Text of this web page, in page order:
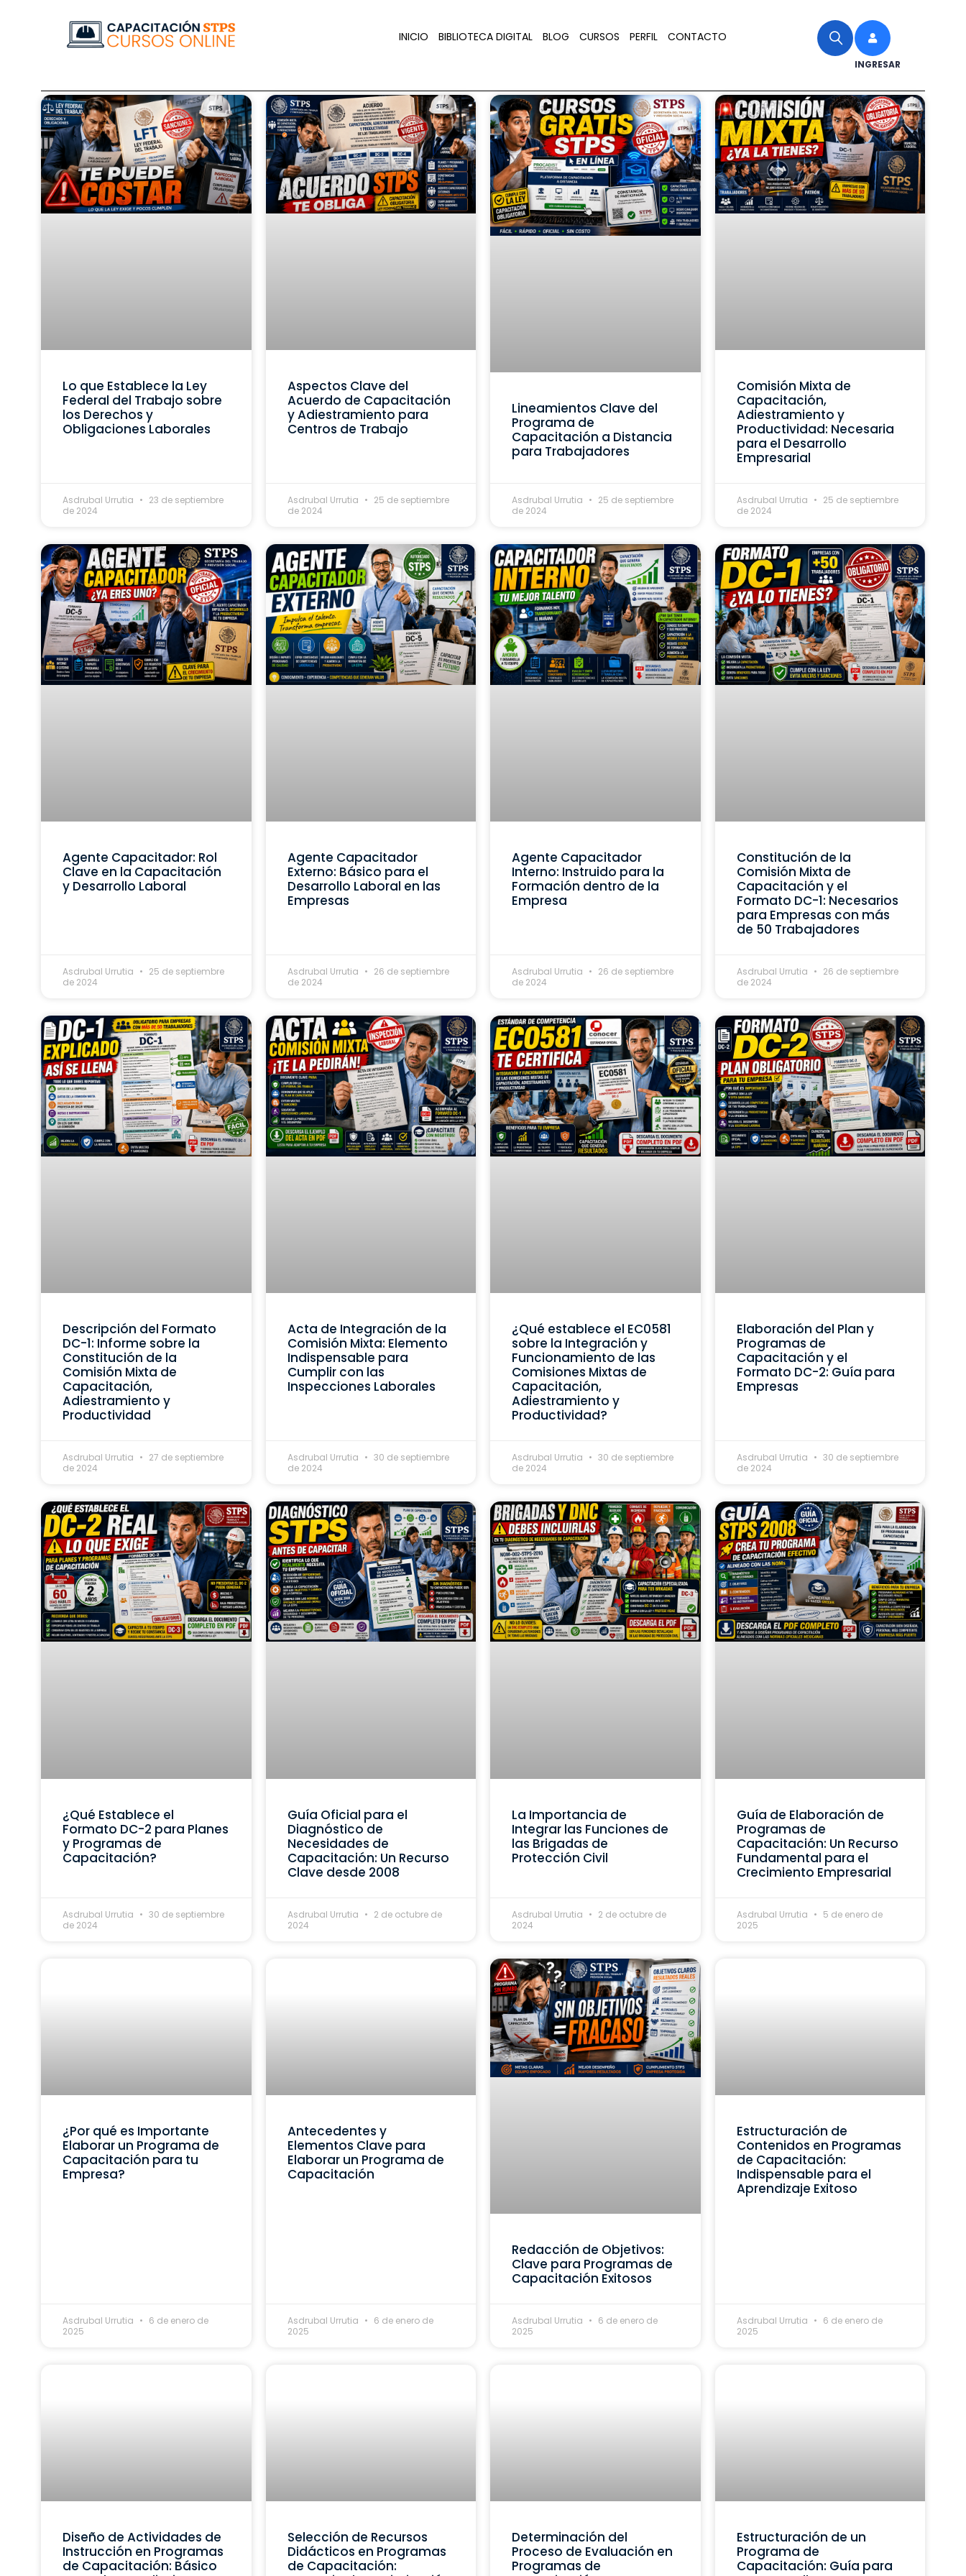
INICIO BIBLIOTECA DIGITAL BLOG CURSOS PERFIL CONTACTO
INGRESAR
Lo que Establece la Ley
Federal del Trabajo sobre
los Derechos y
Obligaciones Laborales
Asdrubal Urrutia
23 de septiembre
de 2024
Aspectos Clave del
Acuerdo de Capacitación
y Adiestramiento para
Centros de Trabajo
Asdrubal Urrutia
25 de septiembre
de 2024
Lineamientos Clave del
Programa de
Capacitación a Distancia
para Trabajadores
Asdrubal Urrutia
25 de septiembre
de 2024
Comisión Mixta de
Capacitación,
Adiestramiento y
Productividad: Necesaria
para el Desarrollo
Empresarial
Asdrubal Urrutia
25 de septiembre
de 2024
Agente Capacitador: Rol
Clave en la Capacitación
y Desarrollo Laboral
Asdrubal Urrutia
25 de septiembre
de 2024
Agente Capacitador
Externo: Básico para el
Desarrollo Laboral en las
Empresas
Asdrubal Urrutia
26 de septiembre
de 2024
Agente Capacitador
Interno: Instruido para la
Formación dentro de la
Empresa
Asdrubal Urrutia
26 de septiembre
de 2024
Constitución de la
Comisión Mixta de
Capacitación y el
Formato DC-1: Necesarios
para Empresas con más
de 50 Trabajadores
Asdrubal Urrutia
26 de septiembre
de 2024
Descripción del Formato
DC-1: Informe sobre la
Constitución de la
Comisión Mixta de
Capacitación,
Adiestramiento y
Productividad
Asdrubal Urrutia
27 de septiembre
de 2024
Acta de Integración de la
Comisión Mixta: Elemento
Indispensable para
Cumplir con las
Inspecciones Laborales
Asdrubal Urrutia
30 de septiembre
de 2024
¿Qué establece el EC0581
sobre la Integración y
Funcionamiento de las
Comisiones Mixtas de
Capacitación,
Adiestramiento y
Productividad?
Asdrubal Urrutia
30 de septiembre
de 2024
Elaboración del Plan y
Programas de
Capacitación y el
Formato DC-2: Guía para
Empresas
Asdrubal Urrutia
30 de septiembre
de 2024
¿Qué Establece el
Formato DC-2 para Planes
y Programas de
Capacitación?
Asdrubal Urrutia
30 de septiembre
de 2024
Guía Oficial para el
Diagnóstico de
Necesidades de
Capacitación: Un Recurso
Clave desde 2008
Asdrubal Urrutia
2 de octubre de
2024
La Importancia de
Integrar las Funciones de
las Brigadas de
Protección Civil
Asdrubal Urrutia
2 de octubre de
2024
Guía de Elaboración de
Programas de
Capacitación: Un Recurso
Fundamental para el
Crecimiento Empresarial
Asdrubal Urrutia
5 de enero de
2025
¿Por qué es Importante
Elaborar un Programa de
Capacitación para tu
Empresa?
Asdrubal Urrutia
6 de enero de
2025
Antecedentes y
Elementos Clave para
Elaborar un Programa de
Capacitación
Asdrubal Urrutia
6 de enero de
2025
Redacción de Objetivos:
Clave para Programas de
Capacitación Exitosos
Asdrubal Urrutia
6 de enero de
2025
Estructuración de
Contenidos en Programas
de Capacitación:
Indispensable para el
Aprendizaje Exitoso
Asdrubal Urrutia
6 de enero de
2025
Diseño de Actividades de
Instrucción en Programas
de Capacitación: Básico
Selección de Recursos
Didácticos en Programas
de Capacitación:
Determinación del
Proceso de Evaluación en
Programas de
Estructuración de un
Programa de
Capacitación: Guía para